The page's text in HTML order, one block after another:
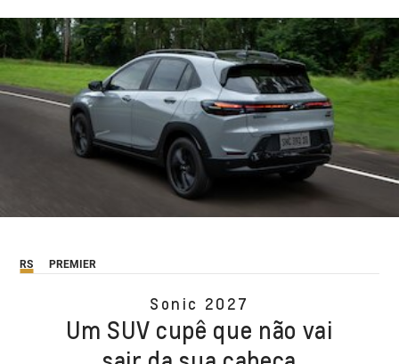
RS PREMIER
Sonic 2027
Um SUV cupê que não vai